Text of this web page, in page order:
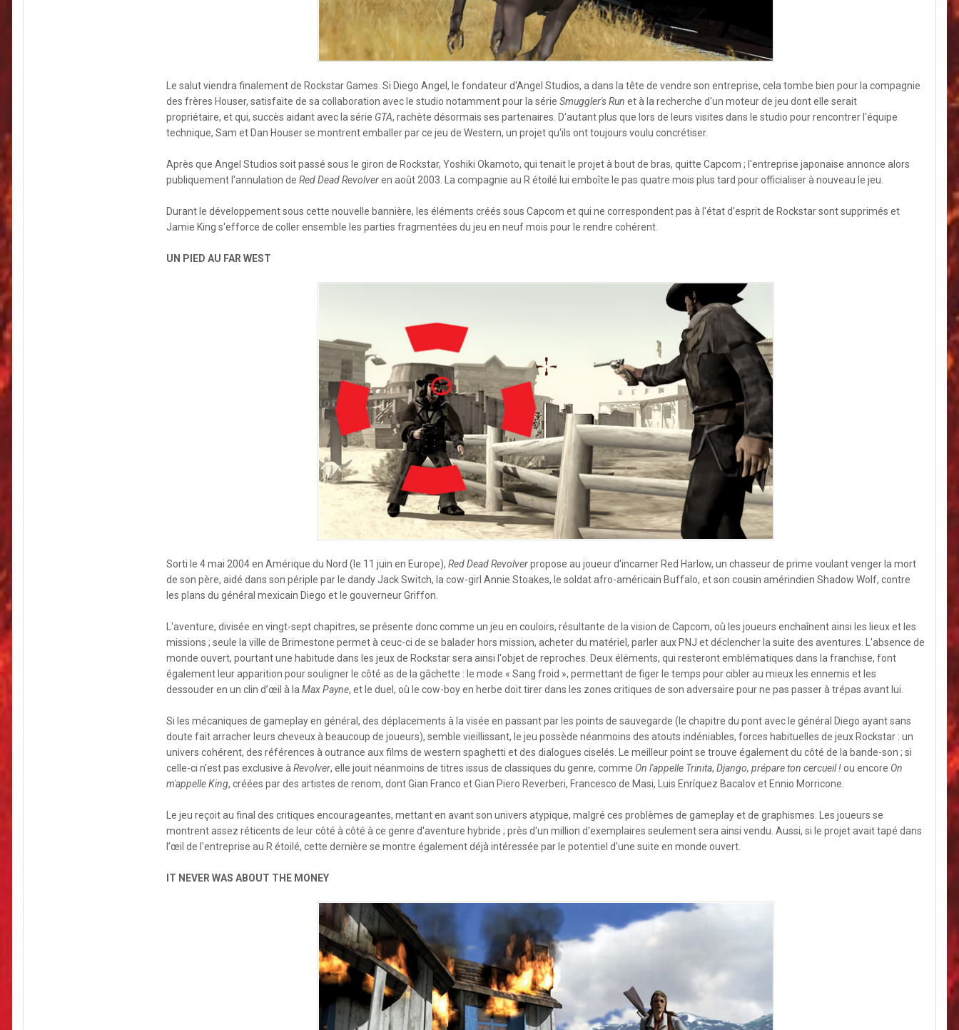
Le salut viendra finalement de Rockstar Games. Si Diego Angel, le fondateur d'Angel Studios, a dans la tête de vendre son entreprise, cela tombe bien pour la compagnie
des frères Houser, satisfaite de sa collaboration avec le studio notamment pour la série Smuggler's Run et à la recherche d'un moteur de jeu dont elle serait
propriétaire, et qui, succès aidant avec la série GTA, rachète désormais ses partenaires. D'autant plus que lors de leurs visites dans le studio pour rencontrer l'équipe
technique, Sam et Dan Houser se montrent emballer par ce jeu de Western, un projet qu'ils ont toujours voulu concrétiser.
Après que Angel Studios soit passé sous le giron de Rockstar, Yoshiki Okamoto, qui tenait le projet à bout de bras, quitte Capcom ; l'entreprise japonaise annonce alors
publiquement l'annulation de Red Dead Revolveren août 2003. La compagnie au R étoilé lui emboîte le pas quatre mois plus tard pour officialiser à nouveau le jeu.
Durant le développement sous cette nouvelle bannière, les éléments créés sous Capcom et qui ne correspondent pas à l'état d’esprit de Rockstar sont supprimés et
Jamie King s'efforce de coller ensemble les parties fragmentées du jeu en neuf mois pour le rendre cohérent.
UN PIED AU FAR WEST
Sorti le 4 mai 2004 en Amérique du Nord (le 11 juin en Europe), Red Dead Revolverpropose au joueur d'incarner Red Harlow, un chasseur de prime voulant venger la mort
de son père, aidé dans son périple par le dandy Jack Switch, la cow-girl Annie Stoakes, le soldat afro-américain Buffalo, et son cousin amérindien Shadow Wolf, contre
les plans du général mexicain Diego et le gouverneur Griffon.
L'aventure, divisée en vingt-sept chapitres, se présente donc comme un jeu en couloirs, résultante de la vision de Capcom, où les joueurs enchaînent ainsi les lieux et les
missions ; seule la ville de Brimestone permet à ceuc-ci de se balader hors mission, acheter du matériel, parler aux PNJ et déclencher la suite des aventures. L'absence de
monde ouvert, pourtant une habitude dans les jeux de Rockstar sera ainsi l'objet de reproches. Deux éléments, qui resteront emblématiques dans la franchise, font
également leur apparition pour souligner le côté as de la gâchette : le mode « Sang froid », permettant de figer le temps pour cibler au mieux les ennemis et les
dessouder en un clin d’œil à la Max Payne, et le duel, où le cow-boy en herbe doit tirer dans les zones critiques de son adversaire pour ne pas passer à trépas avant lui.
Si les mécaniques de gameplay en général, des déplacements à la visée en passant par les points de sauvegarde (le chapitre du pont avec le général Diego ayant sans
doute fait arracher leurs cheveux à beaucoup de joueurs), semble vieillissant, le jeu possède néanmoins des atouts indéniables, forces habituelles de jeux Rockstar : un
univers cohérent, des références à outrance aux films de western spaghetti et des dialogues ciselés. Le meilleur point se trouve également du côté de la bande-son ; si
celle-ci n'est pas exclusive à Revolver, elle jouit néanmoins de titres issus de classiques du genre, comme On l'appelle Trinita, Django, prépare ton cercueil !ou encore On
m'appelle King, créées par des artistes de renom, dont Gian Franco et Gian Piero Reverberi, Francesco de Masi, Luis Enríquez Bacalov et Ennio Morricone.
Le jeu reçoit au final des critiques encourageantes, mettant en avant son univers atypique, malgré ces problèmes de gameplay et de graphismes. Les joueurs se
montrent assez réticents de leur côté à côté à ce genre d'aventure hybride ; près d'un million d'exemplaires seulement sera ainsi vendu. Aussi, si le projet avait tapé dans
l’œil de l'entreprise au R étoilé, cette dernière se montre également déjà intéressée par le potentiel d'une suite en monde ouvert.
IT NEVER WAS ABOUT THE MONEY